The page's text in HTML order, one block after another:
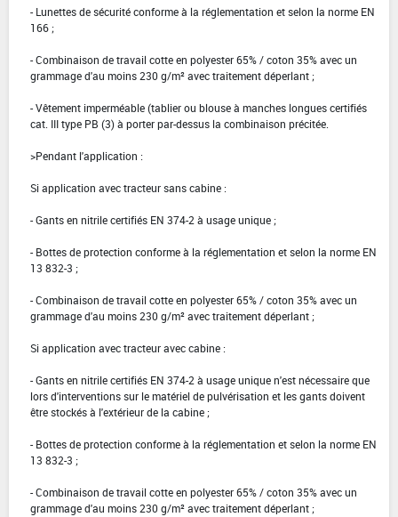
- Lunettes de sécurité conforme à la réglementation et selon la norme EN
166 ;
- Combinaison de travail cotte en polyester 65% / coton 35% avec un
grammage d'au moins 230 g/m² avec traitement déperlant ;
- Vêtement imperméable (tablier ou blouse à manches longues certifiés
cat. III type PB (3) à porter par-dessus la combinaison précitée.
>Pendant l'application :
Si application avec tracteur sans cabine :
- Gants en nitrile certifiés EN 374-2 à usage unique ;
- Bottes de protection conforme à la réglementation et selon la norme EN
13 832-3 ;
- Combinaison de travail cotte en polyester 65% / coton 35% avec un
grammage d'au moins 230 g/m² avec traitement déperlant ;
Si application avec tracteur avec cabine :
- Gants en nitrile certifiés EN 374-2 à usage unique n'est nécessaire que
lors d'interventions sur le matériel de pulvérisation et les gants doivent
être stockés à l'extérieur de la cabine ;
- Bottes de protection conforme à la réglementation et selon la norme EN
13 832-3 ;
- Combinaison de travail cotte en polyester 65% / coton 35% avec un
grammage d'au moins 230 g/m² avec traitement déperlant ;